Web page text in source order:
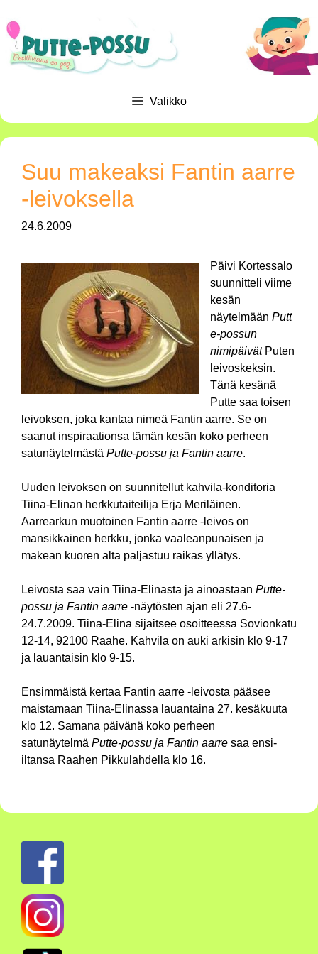
sisältöön
Valikko
Suu makeaksi Fantin aarre
-leivoksella
24.6.2009
Päivi Kortessalo
suunnitteli viime
kesän
näytelmään Putt
e-possun
nimipäivätPuten
leivoskeksin.
Tänä kesänä
Putte saa toisen
leivoksen, joka kantaa nimeä Fantin aarre. Se on
saanut inspiraationsa tämän kesän koko perheen
satunäytelmästä Putte-possu ja Fantin aarre.
Uuden leivoksen on suunnitellut kahvila-konditoria
Tiina-Elinan herkkutaiteilija Erja Meriläinen.
Aarrearkun muotoinen Fantin aarre -leivos on
mansikkainen herkku, jonka vaaleanpunaisen ja
makean kuoren alta paljastuu raikas yllätys.
Leivosta saa vain Tiina-Elinasta ja ainoastaan Putte-
possu ja Fantin aarre -näytösten ajan eli 27.6-
24.7.2009. Tiina-Elina sijaitsee osoitteessa Sovionkatu
12-14, 92100 Raahe. Kahvila on auki arkisin klo 9-17
ja lauantaisin klo 9-15.
Ensimmäistä kertaa Fantin aarre -leivosta pääsee
maistamaan Tiina-Elinassa lauantaina 27. kesäkuuta
klo 12. Samana päivänä koko perheen
satunäytelmä Putte-possu ja Fantin aarre saa ensi-
iltansa Raahen Pikkulahdella klo 16.